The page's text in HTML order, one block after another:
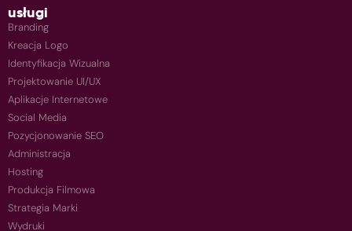
usługi
Branding
Kreacja Logo
Identyfikacja Wizualna
Projektowanie UI/UX
Aplikacje Internetowe
Social Media
Pozycjonowanie SEO
Administracja
Hosting
Produkcja Filmowa
Strategia Marki
Wydruki